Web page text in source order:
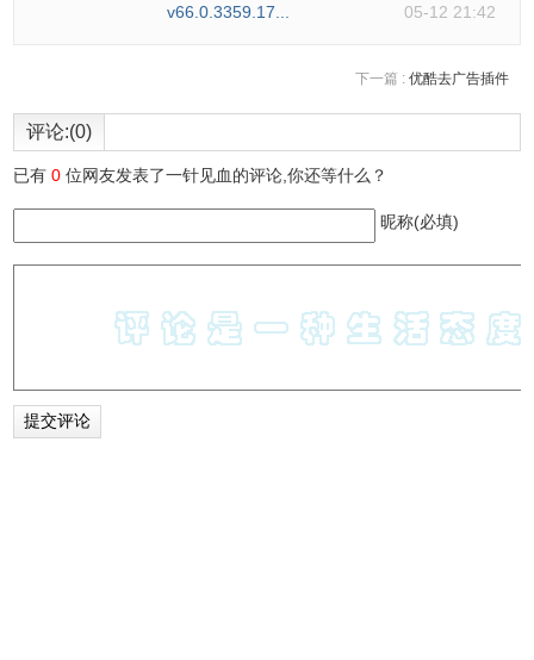
v66.0.3359.17... 05-12 21:42
下一篇 : 优酷去广告插件
评论:(0)
已有0 位网友发表了一针见血的评论,你还等什么？
昵称(必填)